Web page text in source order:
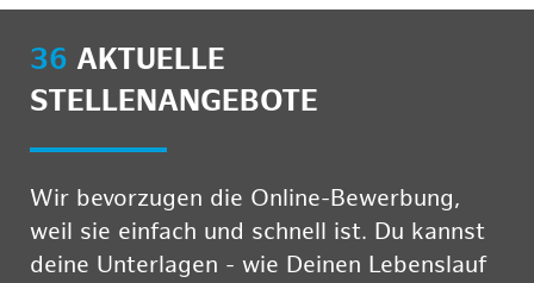
36 AKTUELLE
STELLENANGEBOTE
Wir bevorzugen die Online-Bewerbung,
weil sie einfach und schnell ist. Du kannst
deine Unterlagen - wie Deinen Lebenslauf